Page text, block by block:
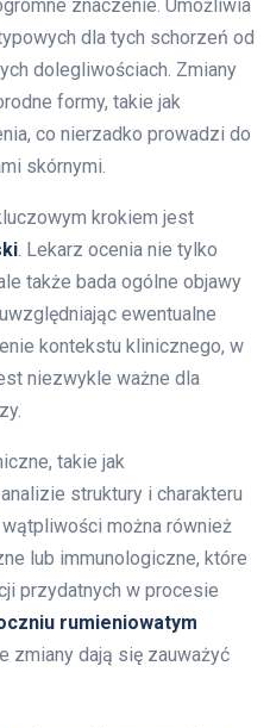
znaczenie. Umożliwia
dla tych schorzeń od
dolegliwościach. Zmiany
formy, takie jak
co nierzadko prowadzi do
skórnymi.
krokiem jest
. Lekarz ocenia nie tylko
także bada ogólne objawy
ewentualne
kontekstu klinicznego, w
niezwykle ważne dla
takie jak
struktury i charakteru
można również
lub immunologiczne, które
przydatnych w procesie
rumieniowatym
zmiany dają się zauważyć